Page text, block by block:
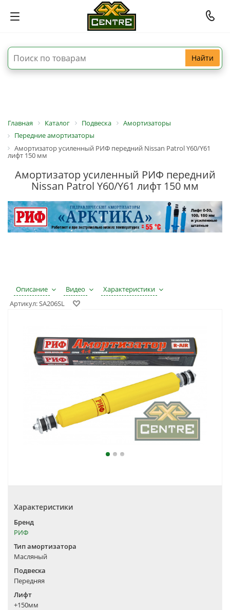
Найти
Главная Каталог Подвеска
Амортизаторы
Передние амортизаторы
Амортизатор усиленный РИФ передний Nissan Patrol Y60/Y61
лифт 150 мм
Амортизатор усиленный РИФ передний
Nissan Patrol Y60/Y61 лифт 150 мм
Описание Видео
Характеристики
Артикул:SA206SL
Характеристики
Бренд
РИФ
Тип амортизатора
Масляный
Подвеска
Передняя
Лифт
+150мм